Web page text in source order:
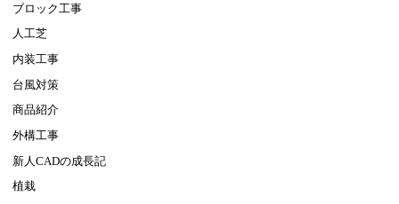
ブロック工事
人工芝
内装工事
台風対策
商品紹介
外構工事
新人CADの成長記
植栽